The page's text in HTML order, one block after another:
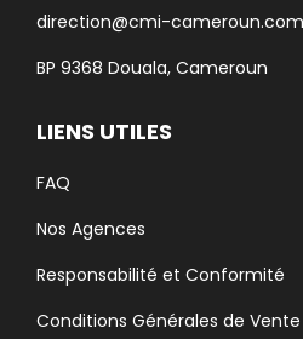
direction@cmi-cameroun.com
BP 9368 Douala, Cameroun
LIENS UTILES
FAQ
Nos Agences
Responsabilité et Conformité
Conditions Générales de Vente